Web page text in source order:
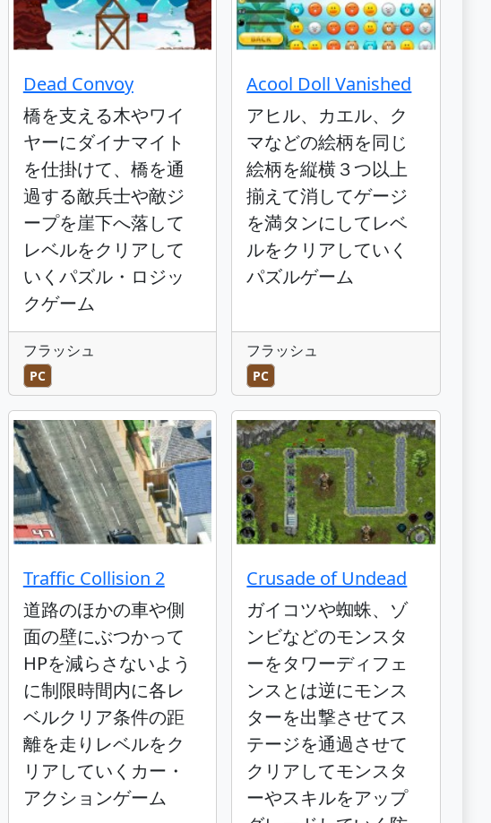
Dead Convoy
橋を支える木やワイ
ヤーにダイナマイト
を仕掛けて、橋を通
過する敵兵士や敵ジ
ープを崖下へ落して
レベルをクリアして
いくパズル・ロジッ
クゲーム
フラッシュ
PC
Acool Doll Vanished
アヒル、カエル、ク
マなどの絵柄を同じ
絵柄を縦横３つ以上
揃えて消してゲージ
を満タンにしてレベ
ルをクリアしていく
パズルゲーム
フラッシュ
PC
Traffic Collision 2
道路のほかの車や側
面の壁にぶつかって
HPを減らさないよう
に制限時間内に各レ
ベルクリア条件の距
離を走りレベルをク
リアしていくカー・
アクションゲーム
Crusade of Undead
ガイコツや蜘蛛、ゾ
ンビなどのモンスタ
ーをタワーディフェ
ンスとは逆にモンス
ターを出撃させてス
テージを通過させて
クリアしてモンスタ
ーやスキルをアップ